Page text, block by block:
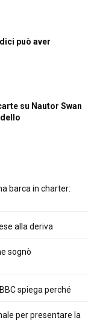
può aver
su Nautor Swan
barca in charter:
alla deriva
sognò
spiega perché
per presentare la